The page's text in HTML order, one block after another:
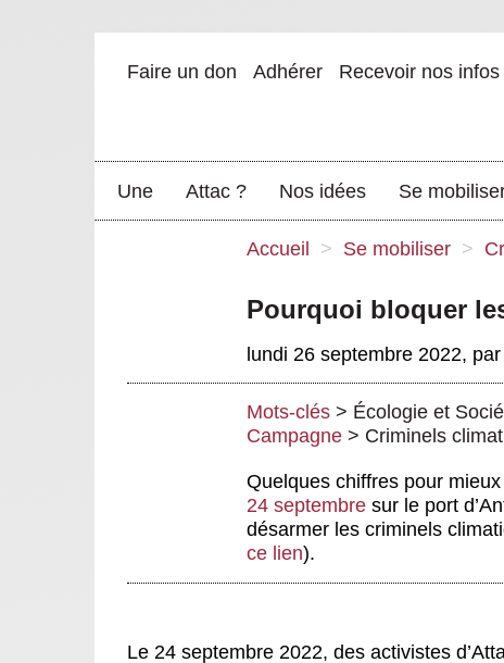
Faire un don Adhérer Recevoir nos infos
Une Attac ? Nos idées Se
Accueil > Se mobiliser >
Pourquoi bloquer
lundi 26 septembre 2022, par
Mots-clés > Écologie et
Campagne > Criminels
Quelques chiffres pour
24 septembre sur le port
désarmer les criminels
ce lien).
Le 24 septembre 2022, des activistes